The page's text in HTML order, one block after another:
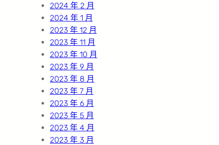
2024 年 2 月
2024 年 1 月
2023 年 12 月
2023 年 11 月
2023 年 10 月
2023 年 9 月
2023 年 8 月
2023 年 7 月
2023 年 6 月
2023 年 5 月
2023 年 4 月
2023 年 3 月